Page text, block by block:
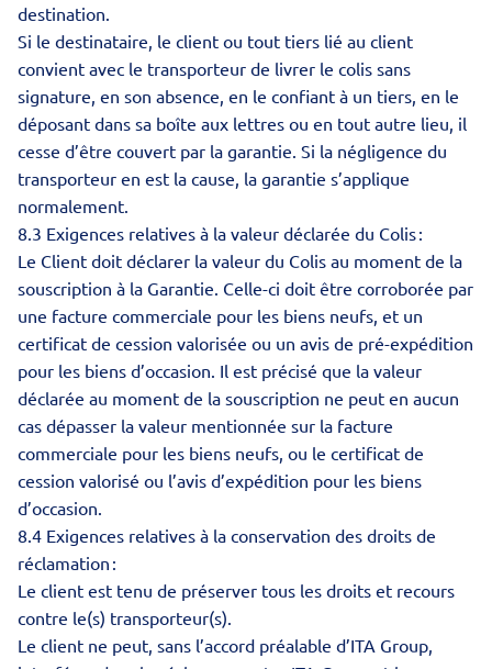
destination.
Si le destinataire, le client ou tout tiers lié au client
convient avec le transporteur de livrer le colis sans
signature, en son absence, en le confiant à un tiers, en le
déposant dans sa boîte aux lettres ou en tout autre lieu, il
cesse d’être couvert par la garantie. Si la négligence du
transporteur en est la cause, la garantie s’applique
normalement.
8.3 Exigences relatives à la valeur déclarée du Colis :
Le Client doit déclarer la valeur du Colis au moment de la
souscription à la Garantie. Celle-ci doit être corroborée par
une facture commerciale pour les biens neufs, et un
certificat de cession valorisée ou un avis de pré-expédition
pour les biens d’occasion. Il est précisé que la valeur
déclarée au moment de la souscription ne peut en aucun
cas dépasser la valeur mentionnée sur la facture
commerciale pour les biens neufs, ou le certificat de
cession valorisé ou l’avis d’expédition pour les biens
d’occasion.
8.4 Exigences relatives à la conservation des droits de
réclamation :
Le client est tenu de préserver tous les droits et recours
contre le(s) transporteur(s).
Le client ne peut, sans l’accord préalable d’ITA Group,